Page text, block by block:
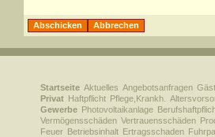
Startseite Aktuelles Angebotsanfragen
Privat Haftpflicht Pflege,Krankh.
Gewerbe Photovoltaikanlage
Vermögensschäden Vertrauensschäden
Feuer Betriebsinhalt Ertragsschaden